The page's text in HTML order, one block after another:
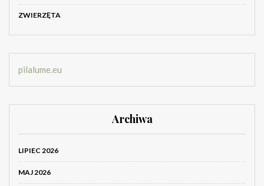
ZWIERZĘTA
pilalume.eu
Archiwa
LIPIEC 2026
MAJ 2026